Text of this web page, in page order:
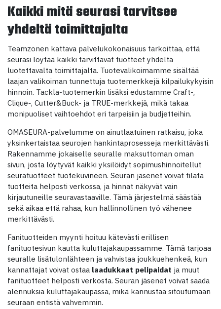
Kaikki mitä seurasi tarvitsee
yhdeltä toimittajalta
Teamzonen kattava palvelukokonaisuus tarkoittaa, että
seurasi löytää kaikki tarvittavat tuotteet yhdeltä
luotettavalta toimittajalta. Tuotevalikoimamme sisältää
laajan valikoiman tunnettuja tuotemerkkejä kilpailukykyisin
hinnoin. Tackla-tuotemerkin lisäksi edustamme Craft-,
Clique-, Cutter&Buck- ja TRUE-merkkejä, mikä takaa
monipuoliset vaihtoehdot eri tarpeisiin ja budjetteihin.
OMASEURA-palvelumme on ainutlaatuinen ratkaisu, joka
yksinkertaistaa seurojen hankintaprosesseja merkittävästi.
Rakennamme jokaiselle seuralle maksuttoman oman
sivun, josta löytyvät kaikki yksilöidyt sopimushinnoitellut
seuratuotteet tuotekuvineen. Seuran jäsenet voivat tilata
tuotteita helposti verkossa, ja hinnat näkyvät vain
kirjautuneille seuravastaaville. Tämä järjestelmä säästää
sekä aikaa että rahaa, kun hallinnollinen työ vähenee
merkittävästi.
Fanituotteiden myynti hoituu kätevästi erillisen
fanituotesivun kautta kuluttajakaupassamme. Tämä tarjoaa
seuralle lisätulonlähteen ja vahvistaa joukkuehenkeä, kun
kannattajat voivat ostaa laadukkaat pelipaidat ja muut
fanituotteet helposti verkosta. Seuran jäsenet voivat saada
alennuksia kuluttajakaupassa, mikä kannustaa sitoutumaan
seuraan entistä vahvemmin.